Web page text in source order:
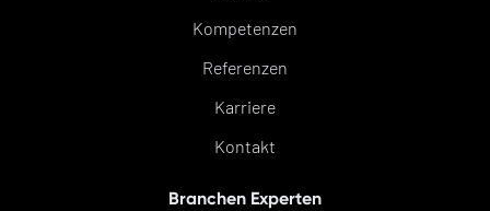
Kompetenzen
Referenzen
Karriere
Kontakt
Branchen Experten